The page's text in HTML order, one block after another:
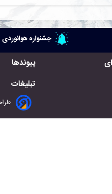
جشنواره هوانوردی
پیوندها
تبلیغات